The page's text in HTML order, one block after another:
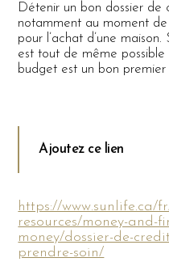
Détenir un bon dossier
notamment au moment
pour l’achat d’une
est tout de même possible
budget est un bon premier
Ajoutez ce lien
https://www.sunlife.ca/
resources/money-and-
money/dossier-de-
prendre-soin/